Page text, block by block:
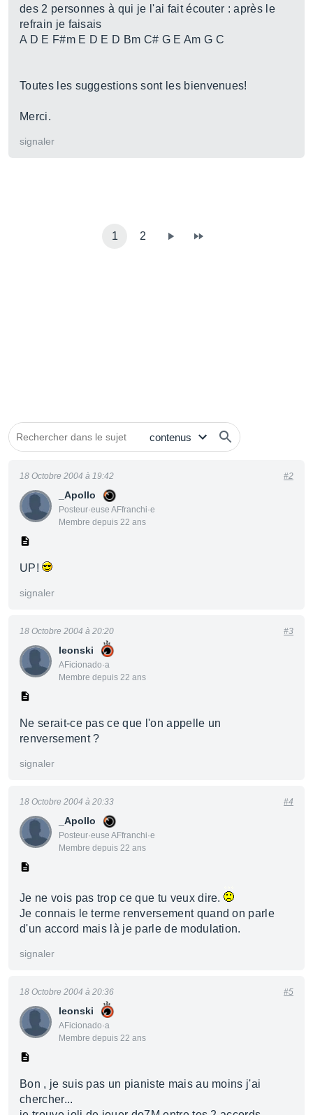
des 2 personnes à qui je l'ai fait écouter : après le
refrain je faisais
A D E F#m E D E D Bm C# G E Am G C
Toutes les suggestions sont les bienvenues!
Merci.
signaler
1 2
_Apollo
Posteur·euse AFfranchi·e
Membre depuis 22 ans
18 Octobre 2004 à 19:42 #2
UP!
signaler
leonski
AFicionado·a
Membre depuis 22 ans
18 Octobre 2004 à 20:20 #3
Ne serait-ce pas ce que l'on appelle un
renversement ?
signaler
_Apollo
Posteur·euse AFfranchi·e
Membre depuis 22 ans
18 Octobre 2004 à 20:33 #4
Je ne vois pas trop ce que tu veux dire.
Je connais le terme renversement quand on parle
d'un accord mais là je parle de modulation.
signaler
leonski
AFicionado·a
Membre depuis 22 ans
18 Octobre 2004 à 20:36 #5
Bon , je suis pas un pianiste mais au moins j'ai
chercher...